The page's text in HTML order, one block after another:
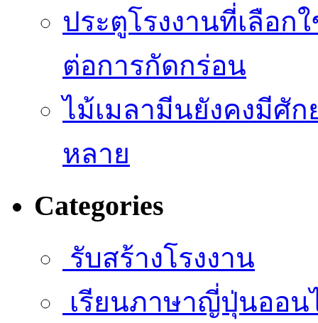
ประตูโรงงานที่เลือ
ต่อการกัดกร่อน
ไม้เมลามีนยังคงมีศั
หลาย
Categories
รับสร้างโรงงาน
เรียนภาษาญี่ปุ่นออน